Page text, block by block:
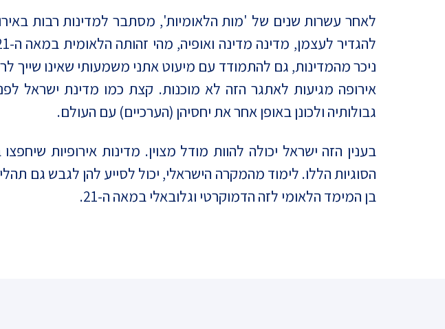
לאחר עשרות שנים של 'מות הלאומיות', מסתבר למדינות רבות
ניכר מהמדינות, גם להתמודד עם מיעוט אתני משמעותי שאינו שייך
אירופה מגיעות לאתגר הזה לא מוכנות. קצת כמו מדינת ישראל
גבולותיה ולכונן באופן אחר את יחסיהן (הערכיים) עם העולם.
בענין הזה ישראל יכולה להוות מודל מצוין. מדינות אירופיות
הסוגיות הללו. לימוד מהמקרה הישראלי, יכול לסייע להן לגבש גם
בן המימד הלאומי לזה הדמוקרטי וגלובאלי במאה ה-21.